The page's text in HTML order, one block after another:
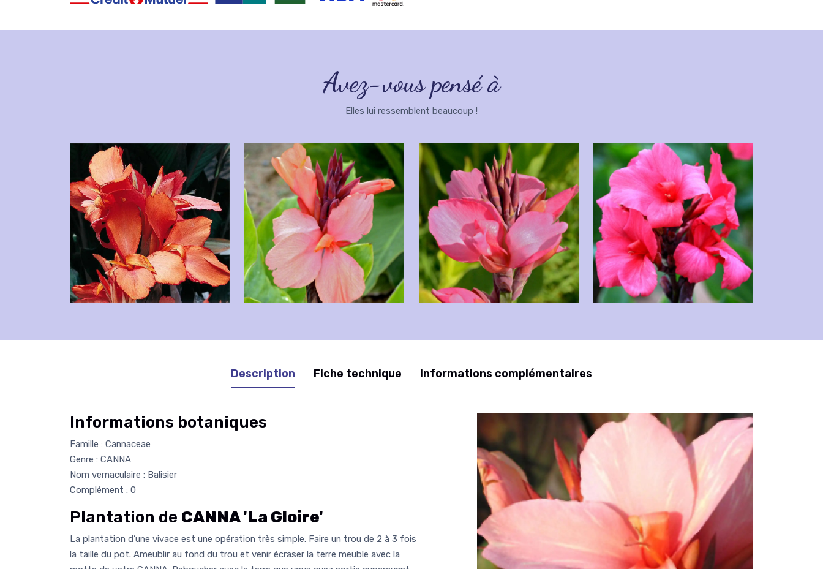
Avez-vous pensé à
Elles lui ressemblent beaucoup !
Description Fiche technique Informations complémentaires
Informations botaniques
Famille : Cannaceae
Genre : CANNA
Nom vernaculaire : Balisier
Complément : 0
Plantation de CANNA 'La Gloire'
La plantation d’une vivace est une opération très simple. Faire un trou de 2 à 3 fois
la taille du pot. Ameublir au fond du trou et venir écraser la terre meuble avec la